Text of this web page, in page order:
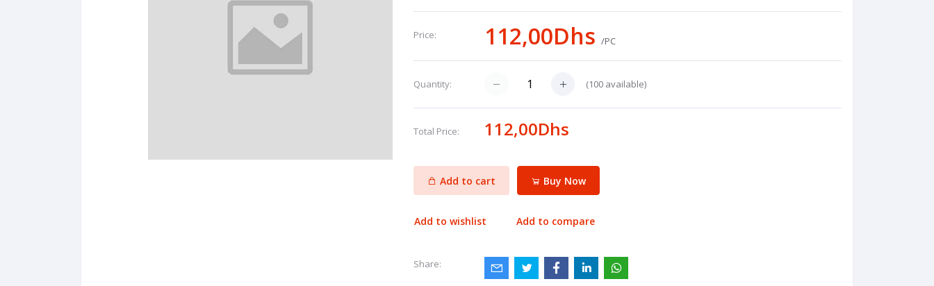
Price: 112,00Dhs/PC
Quantity: (100 available)
Total Price: 112,00Dhs
Add to cart Buy Now
Add to wishlist Add to compare
Share: